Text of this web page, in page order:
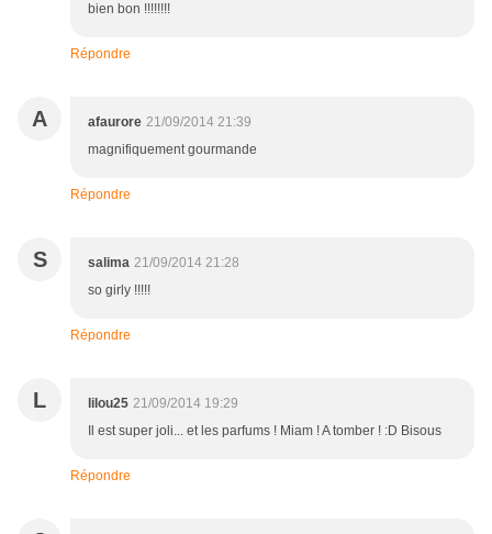
bien bon !!!!!!!!
Répondre
A afaurore 21/09/2014 21:39
magnifiquement gourmande
Répondre
S salima 21/09/2014 21:28
so girly !!!!!
Répondre
L lilou25 21/09/2014 19:29
Il est super joli... et les parfums ! Miam ! A tomber ! :D Bisous
Répondre